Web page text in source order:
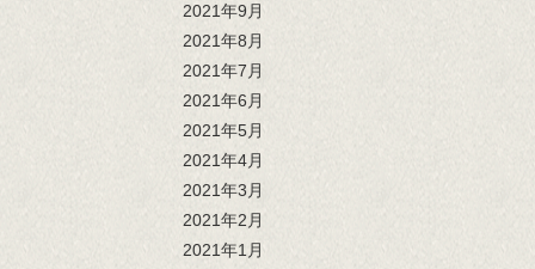
2021年9月
2021年8月
2021年7月
2021年6月
2021年5月
2021年4月
2021年3月
2021年2月
2021年1月